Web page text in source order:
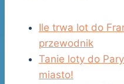
Ile trwa lot do
przewodnik
Tanie loty do
miasto!